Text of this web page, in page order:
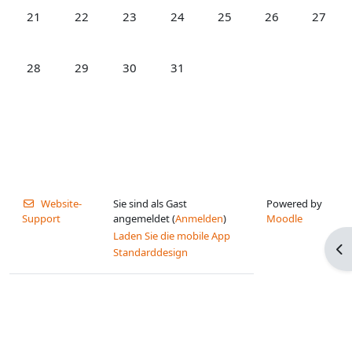
Keine Termine, Montag, 21. Juli
21 Keine Termine, Dienstag, 22. Juli
22 Keine Termine, Mittwoch, 23. Juli
23 Keine Termine, Donnerstag, 24.
24 Keine Termine, Freitag,
25 Keine Termine,
26 Keine
27
Keine Termine, Montag, 28. Juli
28 Keine Termine, Dienstag, 29. Juli
29 Keine Termine, Mittwoch, 30. Juli
30 Keine Termine, Donnerstag, 31.
31
Website-
Support
Sie sind als Gast
angemeldet (Anmelden)
Laden Sie die mobile App
Standarddesign
Powered by
Moodle